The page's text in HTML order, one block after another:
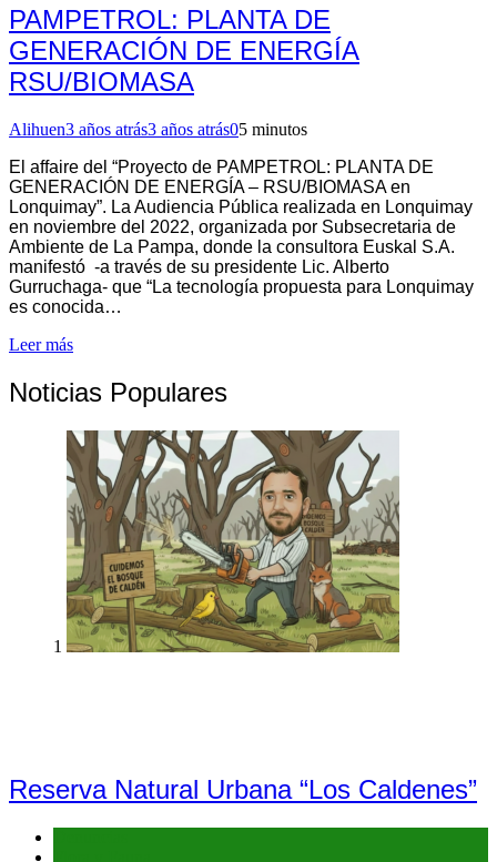
PAMPETROL: PLANTA DE
GENERACIÓN DE ENERGÍA
RSU/BIOMASA
Alihuen3 años atrás3 años atrás05 minutos
El affaire del “Proyecto de PAMPETROL: PLANTA DE
GENERACIÓN DE ENERGÍA – RSU/BIOMASA en
Lonquimay”. La Audiencia Pública realizada en Lonquimay
en noviembre del 2022, organizada por Subsecretaria de
Ambiente de La Pampa, donde la consultora Euskal S.A.
manifestó -a través de su presidente Lic. Alberto
Gurruchaga- que “La tecnología propuesta para Lonquimay
es conocida…
Leer más
Noticias Populares
1
Reserva Natural Urbana “Los Caldenes”